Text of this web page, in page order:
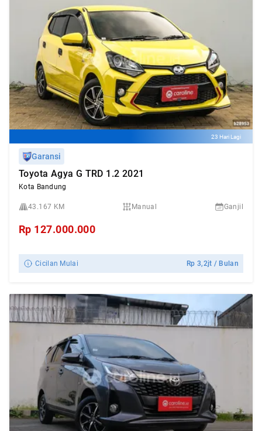
23 Hari Lagi
Garansi
Toyota Agya G TRD 1.2 2021
Kota Bandung
43.167 KM Manual Ganjil
Rp 127.000.000
Cicilan Mulai Rp3,2jt / Bulan